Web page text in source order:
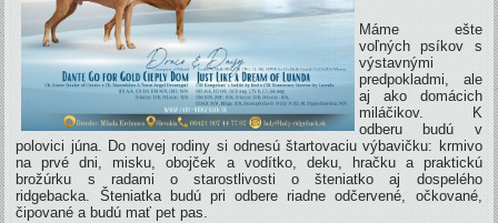
Máme ešte
voľných psíkov s
výstavnými
predpokladmi, ale
aj ako domácich
miláčikov. K
odberu budú v
polovici júna. Do novej rodiny si odnesú štartovaciu výbavičku: krmivo
na prvé dni, misku, obojček a vodítko, deku, hračku a praktickú
brožúrku s radami o starostlivosti o šteniatko aj dospelého
ridgebacka. Šteniatka budú pri odbere riadne odčervené, očkované,
čipované a budú mať pet pas.